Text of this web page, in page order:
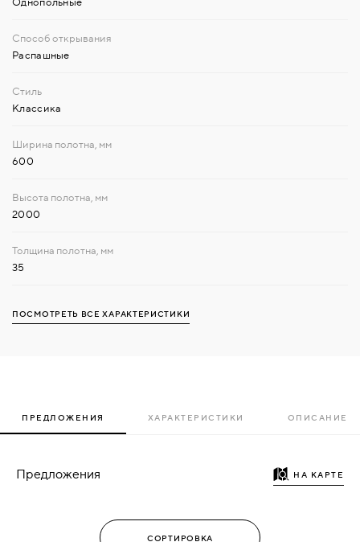
Распашные
Классика
600
2000
35
ПОСМОТРЕТЬ ВСЕ ХАРАКТЕРИСТИКИ
ПРЕДЛОЖЕНИЯ ХАРАКТЕРИСТИКИ ОПИСАНИЕ
Предложения НА КАРТЕ